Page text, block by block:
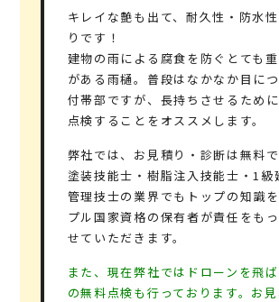
キレイな艶も出て、耐久性・防水
りです！
建物の雨による腐食を防ぐとても
がある雨樋。普段はなかなか目に
付帯部ですが、長持ちさせるため
点検することをオススメします。
弊社では、お見積り・診断は無料で
塗装技能士・樹脂注入技能士・1級
管理技士の業界でもトップの知識
プル国家資格の保有者が責任をも
せていただきます。
また、現在弊社ではドローンを飛
の無料点検も行っております。お